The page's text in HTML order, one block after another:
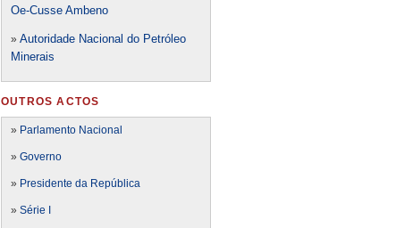
Oe-Cusse Ambeno
» Autoridade Nacional do Petróleo
Minerais
OUTROS ACTOS
» Parlamento Nacional
» Governo
» Presidente da República
» Série I